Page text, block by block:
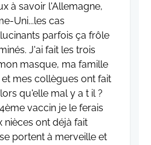
à savoir l'Allemagne,
Uni...les cas
parfois ça frôle
J'ai fait les trois
masque, ma famille
mes collègues ont fait
qu'elle mal y a t il ?
vaccin je le ferais
nièces ont déjà fait
portent à merveille et